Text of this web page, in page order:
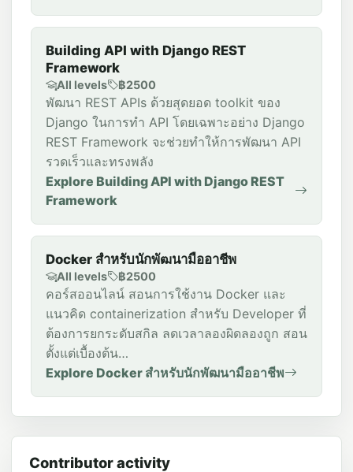
Building API with Django REST
Framework
All levels ฿2500
พัฒนา REST APIs ด้วยสุดยอด toolkit ของ
Django ในการทำ API โดยเฉพาะอย่าง Django
REST Framework จะช่วยทำให้การพัฒนา API
รวดเร็วและทรงพลัง
Explore Building API with Django REST
Framework
Docker สำหรับนักพัฒนามืออาชีพ
All levels ฿2500
คอร์สออนไลน์ สอนการใช้งาน Docker และ
แนวคิด containerization สำหรับ Developer ที่
ต้องการยกระดับสกิล ลดเวลาลองผิดลองถูก สอน
ตั้งแต่เบื้องต้น…
Explore Docker สำหรับนักพัฒนามืออาชีพ
Contributor activity